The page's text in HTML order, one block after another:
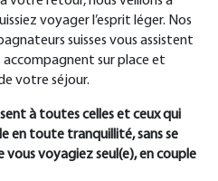
voyager l’esprit léger. Nos
suisses vous assistent
sur place et
votre séjour.
à toutes celles et ceux qui
en toute tranquillité, sans se
vous voyagiez seul(e), en couple